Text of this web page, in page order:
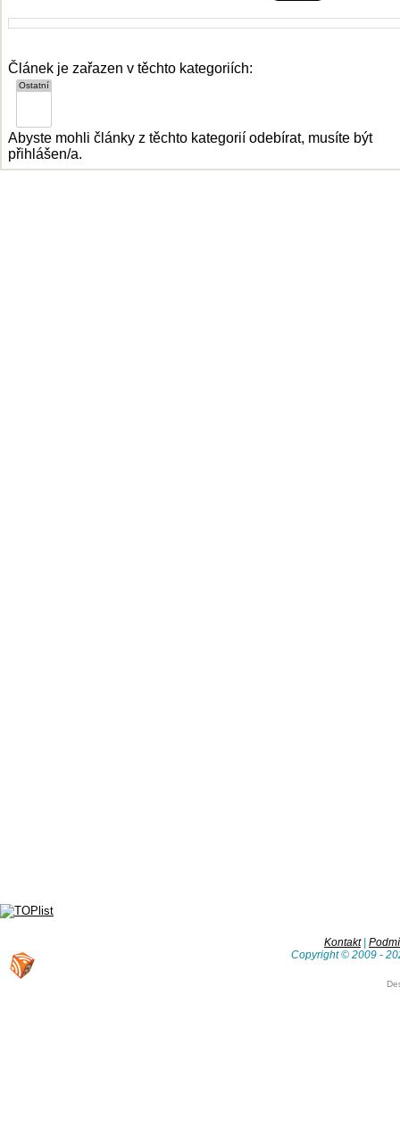
Článek je zařazen v těchto kategoriích:
Abyste mohli články z těchto kategorií odebírat, musíte být
přihlášen/a.
Kontakt|
Copyright © 2009 -